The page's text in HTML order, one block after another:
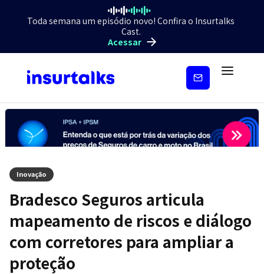
Toda semana um episódio novo! Confira o Insurtalks
Cast.
Acessar
Inscreva-
Inovação
Bradesco Seguros articula
mapeamento de riscos e diálogo
com corretores para ampliar a
proteção